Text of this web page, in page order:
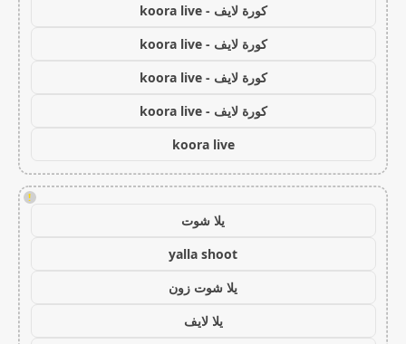
كورة لايف - koora live
كورة لايف - koora live
كورة لايف - koora live
كورة لايف - koora live
koora live
!
يلا شوت
yalla shoot
يلا شوت زون
يلا لايف